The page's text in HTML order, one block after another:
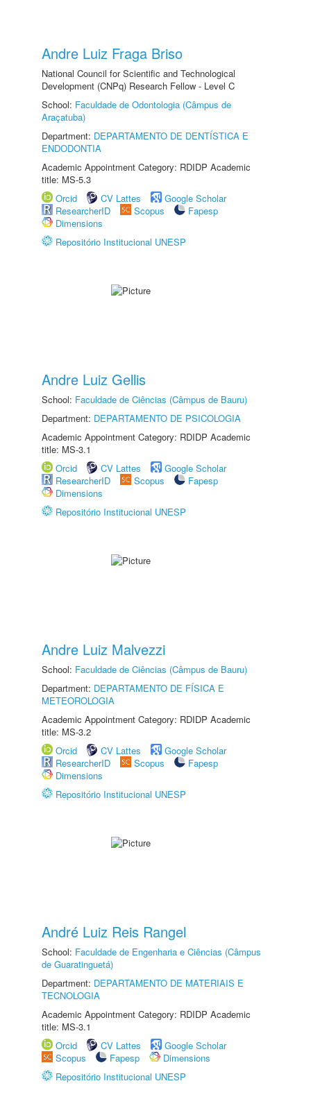
Andre Luiz Fraga Briso
National Council for Scientific and Technological
Development (CNPq) Research Fellow - Level C
School: Faculdade de Odontologia (Câmpus de
Araçatuba)
Department: DEPARTAMENTO DE DENTÍSTICA E
ENDODONTIA
Academic Appointment Category: RDIDP Academic
title: MS-5.3
Orcid
CV Lattes
Google Scholar
ResearcherID
Scopus
Fapesp
Dimensions
Repositório Institucional UNESP
Andre Luiz Gellis
School: Faculdade de Ciências (Câmpus de Bauru)
Department: DEPARTAMENTO DE PSICOLOGIA
Academic Appointment Category: RDIDP Academic
title: MS-3.1
Orcid
CV Lattes
Google Scholar
ResearcherID
Scopus
Fapesp
Dimensions
Repositório Institucional UNESP
Andre Luiz Malvezzi
School: Faculdade de Ciências (Câmpus de Bauru)
Department: DEPARTAMENTO DE FÍSICA E
METEOROLOGIA
Academic Appointment Category: RDIDP Academic
title: MS-3.2
Orcid
CV Lattes
Google Scholar
ResearcherID
Scopus
Fapesp
Dimensions
Repositório Institucional UNESP
André Luiz Reis Rangel
School: Faculdade de Engenharia e Ciências (Câmpus
de Guaratinguetá)
Department: DEPARTAMENTO DE MATERIAIS E
TECNOLOGIA
Academic Appointment Category: RDIDP Academic
title: MS-3.1
Orcid
CV Lattes
Google Scholar
Scopus
Fapesp
Dimensions
Repositório Institucional UNESP